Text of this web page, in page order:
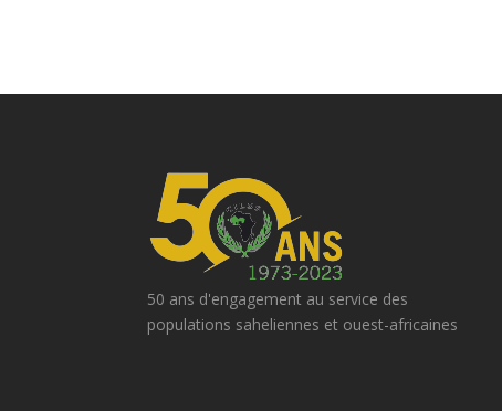
50 ans d'engagement au service des
populations saheliennes et ouest-africaines